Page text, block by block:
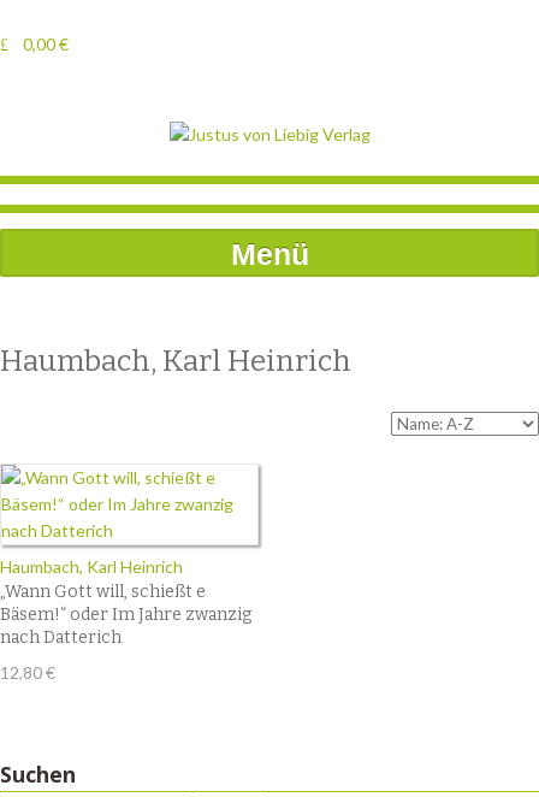
0,00€
Menü
Haumbach, Karl Heinrich
Haumbach, Karl Heinrich
„Wann Gott will, schießt e
Bäsem!“ oder Im Jahre zwanzig
nach Datterich
12,80€
Suchen